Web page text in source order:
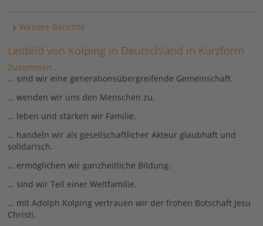
Weitere Berichte
Leitbild von Kolping in Deutschland in Kurzform
Zusammen…
… sind wir eine generationsübergreifende Gemeinschaft.
… wenden wir uns den Menschen zu.
… leben und stärken wir Familie.
… handeln wir als gesellschaftlicher Akteur glaubhaft und
solidarisch.
… ermöglichen wir ganzheitliche Bildung.
… sind wir Teil einer Weltfamilie.
… mit Adolph Kolping vertrauen wir der frohen Botschaft Jesu
Christi.